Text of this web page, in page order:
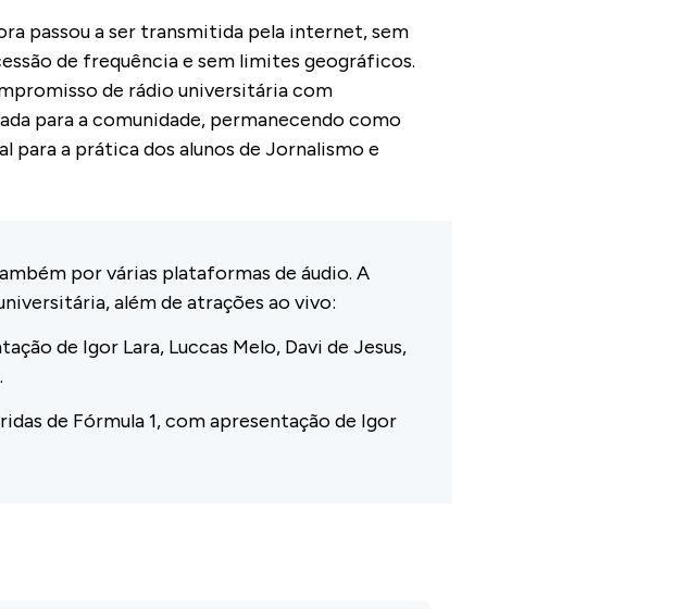
passou a ser transmitida pela internet, sem
de frequência e sem limites geográficos.
de rádio universitária com
para a comunidade, permanecendo como
para a prática dos alunos de Jornalismo e
por várias plataformas de áudio. A
além de atrações ao vivo:
de Igor Lara, Luccas Melo, Davi de Jesus,
de Fórmula 1, com apresentação de Igor